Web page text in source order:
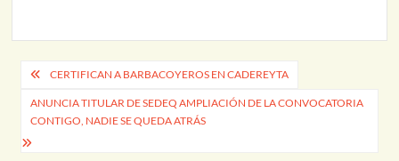
Navegación
de
entradas
CERTIFICAN A BARBACOYEROS EN CADEREYTA
ANUNCIA TITULAR DE SEDEQ AMPLIACIÓN DE LA CONVOCATORIA
CONTIGO, NADIE SE QUEDA ATRÁS